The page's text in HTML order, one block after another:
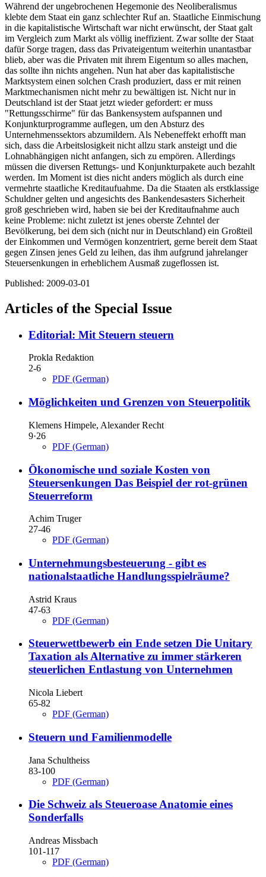
Während der ungebrochenen Hegemonie des Neoliberalismus
klebte dem Staat ein ganz schlechter Ruf an. Staatliche Einmischung
in die kapitalistische Wirtschaft war nicht erwünscht, der Staat galt
im Vergleich zum Markt als völlig ineffizient. Zwar sollte der Staat
dafür Sorge tragen, dass das Privateigentum weiterhin unantastbar
blieb, aber was die Privaten mit ihrem Eigentum so alles machen,
das sollte ihn nichts angehen. Nun hat aber das kapitalistische
Marktsystem einen solchen Crash produziert, dass er mit reinen
Marktmechanismen nicht mehr zu bewältigen ist. Nicht nur in
Deutschland ist der Staat jetzt wieder gefordert: er muss
"Rettungsschirme" für das Bankensystem aufspannen und
Konjunkturprogramme auflegen, um den Absturz des
Unternehmenssektors abzumildern. Als Nebeneffekt erhofft man
sich, dass die Arbeitslosigkeit nicht allzu stark ansteigt und die
Lohnabhängigen nicht anfangen, sich zu empören. Allerdings
müssen die diversen Rettungs- und Konjunkturpakete auch bezahlt
werden. Im Moment ist dies nicht anders möglich als durch eine
vermehrte staatliche Kreditaufuahme. Da die Staaten als erstklassige
Schuldner gelten und angesichts des Bankendesasters Sicherheit
groß geschrieben wird, haben sie bei der Kreditaufnahme auch
keine Probleme: nicht zuletzt ist jenes oberste Zehntel der
Bevölkerung, bei dem sich (nicht nur in Deutschland) ein Großteil
der Einkommen und Vermögen konzentriert, gerne bereit dem Staat
gegen Zinsen jenes Geld zu leihen, das ihm aufgrund jahrelanger
Steuersenkungen in erheblichem Ausmaß zugeflossen ist.
Published: 2009-03-01
Articles of the Special Issue
Editorial: Mit Steuern steuern
Prokla Redaktion
2-6
PDF (German)
Möglichkeiten und Grenzen von Steuerpolitik
Klemens Himpele, Alexander Recht
9·26
PDF (German)
Ökonomische und soziale Kosten von
Steuersenkungen Das Beispiel der rot-grünen
Steuerreform
Achim Truger
27-46
PDF (German)
Unternehmungsbesteuerung - gibt es
nationalstaatliche Handlungsspielräume?
Astrid Kraus
47-63
PDF (German)
Steuerwettbewerb ein Ende setzen Die Unitary
Taxation als Alternative zu immer stärkeren
steuerlichen Entlastung von Unternehmen
Nicola Liebert
65-82
PDF (German)
Steuern und Familienmodelle
Jana Schultheiss
83-100
PDF (German)
Die Schweiz als SteueroaseAnatomie eines
Sonderfalls
Andreas Missbach
101-117
PDF (German)